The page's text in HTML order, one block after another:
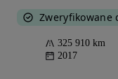
Zweryfikowane
325 910 km
2017